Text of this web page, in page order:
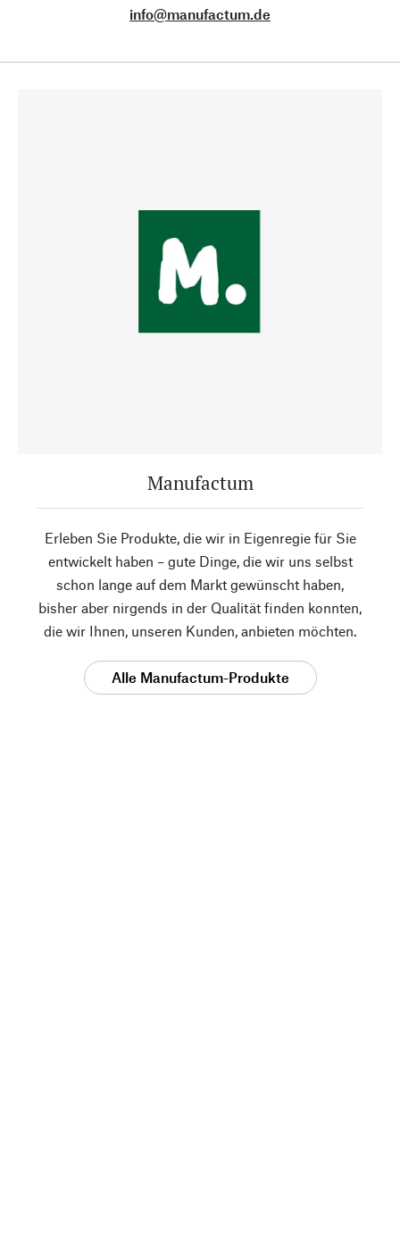
info@manufactum.de
Manufactum
Erleben Sie Produkte, die wir in Eigenregie für Sie
entwickelt haben – gute Dinge, die wir uns selbst
schon lange auf dem Markt gewünscht haben,
bisher aber nirgends in der Qualität finden konnten,
die wir Ihnen, unseren Kunden, anbieten möchten.
Alle Manufactum-Produkte